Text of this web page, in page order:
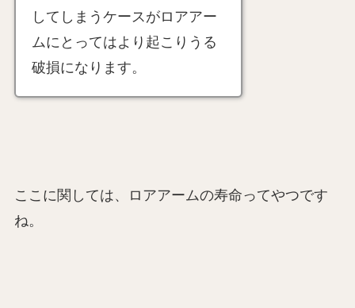
してしまうケースがロアアー
ムにとってはより起こりうる
破損になります。
ここに関しては、ロアアームの寿命ってやつです
ね。